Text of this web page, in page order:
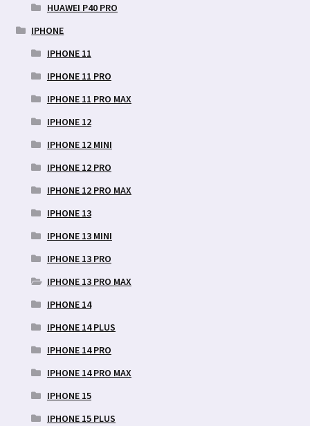
HUAWEI P40 PRO
IPHONE
IPHONE 11
IPHONE 11 PRO
IPHONE 11 PRO MAX
IPHONE 12
IPHONE 12 MINI
IPHONE 12 PRO
IPHONE 12 PRO MAX
IPHONE 13
IPHONE 13 MINI
IPHONE 13 PRO
IPHONE 13 PRO MAX
IPHONE 14
IPHONE 14 PLUS
IPHONE 14 PRO
IPHONE 14 PRO MAX
IPHONE 15
IPHONE 15 PLUS